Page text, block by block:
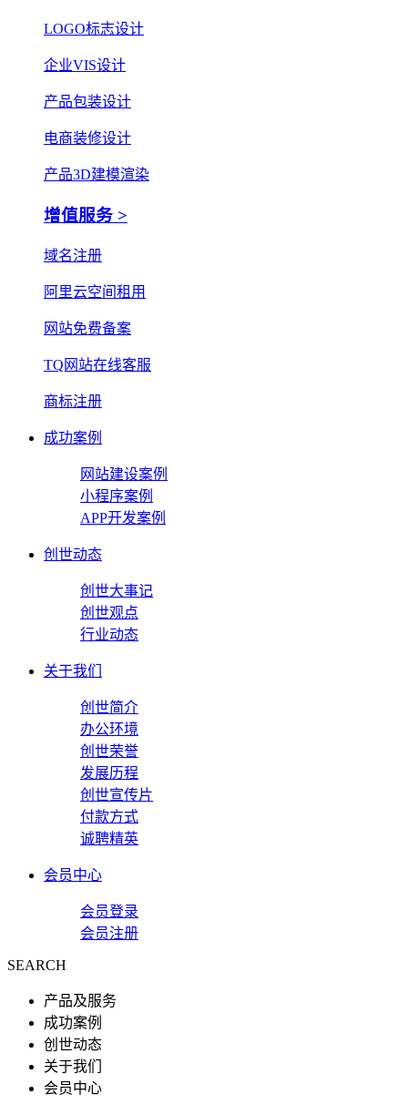
LOGO标志设计
企业VIS设计
产品包装设计
电商装修设计
产品3D建模渲染
增值服务 >
域名注册
阿里云空间租用
网站免费备案
TQ网站在线客服
商标注册
成功案例
网站建设案例
小程序案例
APP开发案例
创世动态
创世大事记
创世观点
行业动态
关于我们
创世简介
办公环境
创世荣誉
发展历程
创世宣传片
付款方式
诚聘精英
会员中心
会员登录
会员注册
SEARCH
产品及服务
成功案例
创世动态
关于我们
会员中心